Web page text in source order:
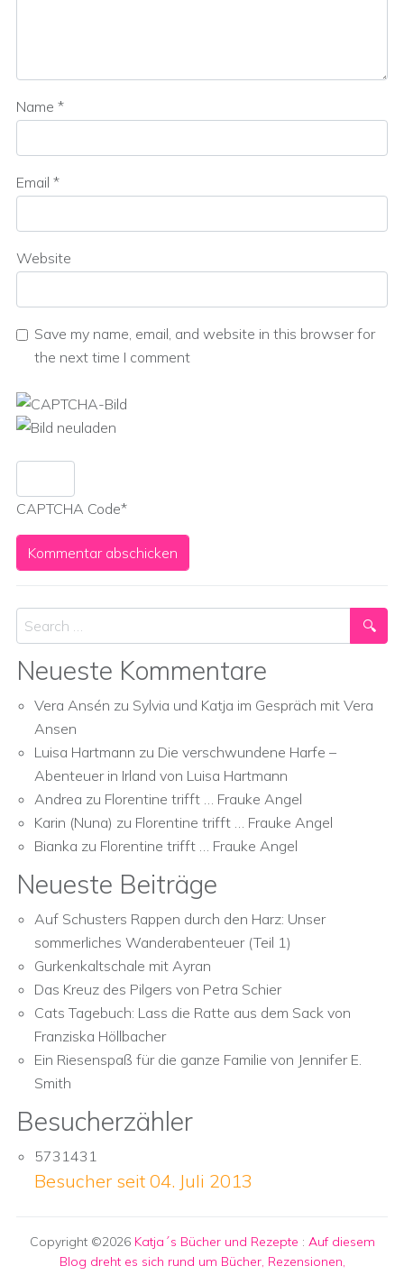
Name *
Email *
Website
Save my name, email, and website in this browser for
the next time I comment
CAPTCHA Code*
Search
Neueste Kommentare
Vera Ansén zu Sylvia und Katja im Gespräch mit Vera
Ansen
Luisa Hartmann zu Die verschwundene Harfe –
Abenteuer in Irland von Luisa Hartmann
Andrea zu Florentine trifft … Frauke Angel
Karin (Nuna) zu Florentine trifft … Frauke Angel
Bianka zu Florentine trifft … Frauke Angel
Neueste Beiträge
Auf Schusters Rappen durch den Harz: Unser
sommerliches Wanderabenteuer (Teil 1)
Gurkenkaltschale mit Ayran
Das Kreuz des Pilgers von Petra Schier
Cats Tagebuch: Lass die Ratte aus dem Sack von
Franziska Höllbacher
Ein Riesenspaß für die ganze Familie von Jennifer E.
Smith
Besucherzähler
5731431
Besucher seit 04. Juli 2013
Copyright ©2026 Katja´s Bücher und Rezepte : Auf diesem
Blog dreht es sich rund um Bücher, Rezensionen,